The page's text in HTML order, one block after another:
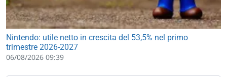
Nintendo: utile netto in crescita del 53,5% nel primo
trimestre 2026-2027
06/08/2026 09:39